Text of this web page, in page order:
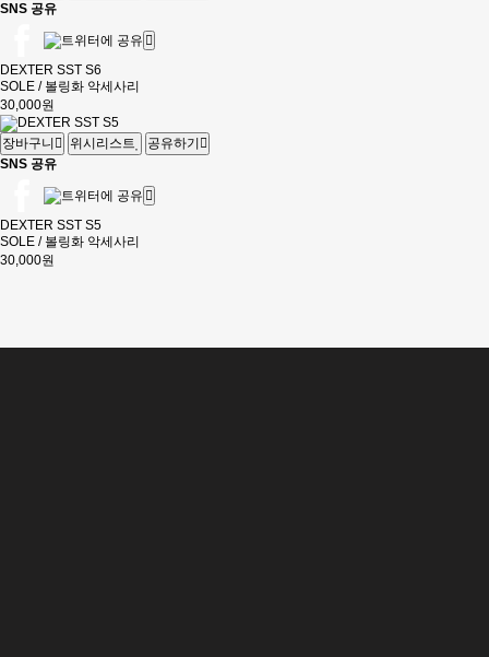
SNS 공유
DEXTER SST S6
SOLE / 볼링화 악세사리
30,000원
장바구니 위시리스트
공유하기
SNS 공유
DEXTER SST S5
SOLE / 볼링화 악세사리
30,000원